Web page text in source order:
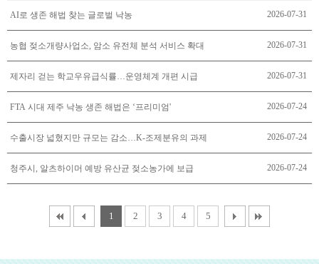
AI로 생존 해법 찾는 글로벌 낙농 2026-07-31
농협 젖소개량사업소, 암소 유전체 분석 서비스 확대 2026-07-31
제자리 걷는 학교우유급식률…운영체계 개편 시급 2026-07-31
FTA 시대 제주 낙농 생존 해법은 ‘프리미엄' 2026-07-24
수출시장 넓혔지만 규모는 감소…K-조제분유의 과제 2026-07-24
청주시, 알츠하이머 예방 유산균 젖소농가에 보급 2026-07-24
1 2 3 4 5